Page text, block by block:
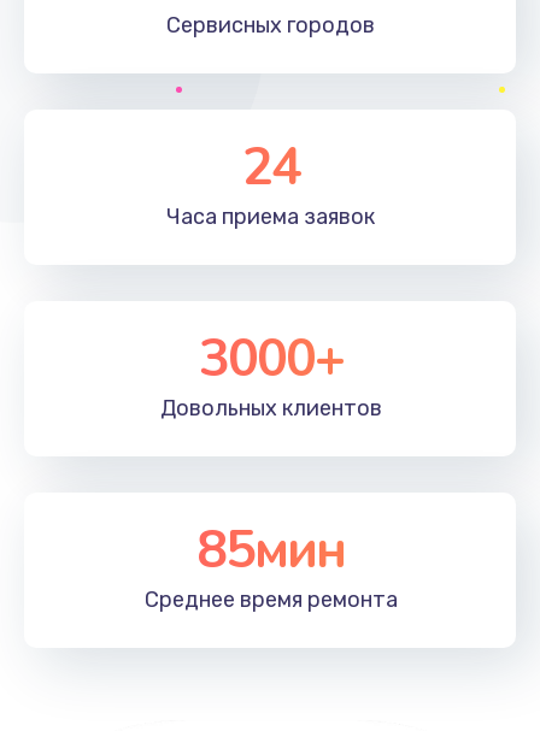
Сервисных городов
24
Часа приема заявок
3000+
Довольных клиентов
85мин
Среднее время ремонта